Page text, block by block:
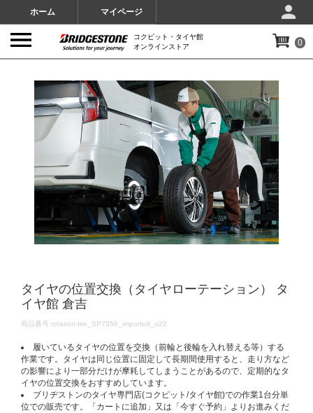
ホーム マイページ
コクピット・タイヤ館
オンラインストア
0
タイヤの位置交換（タイヤローテーション） タ
イヤ館 倉吉
DETAILS
商品番号 rotation-tire_SP7556_imported_o22
履いているタイヤの位置を交換（前輪と後輪を入れ替える等）する
作業です。タイヤは同じ位置に固定して長期間使用すると、走り方など
の影響により一部分だけが摩耗してしまうことがあるので、定期的なタ
イヤの位置交換をおすすめしています。
ブリヂストンのタイヤ専門店(コクピット/タイヤ館)での作業1台分単
位での販売です。「カートに追加」又は「今すぐ予約」よりお進みくだ